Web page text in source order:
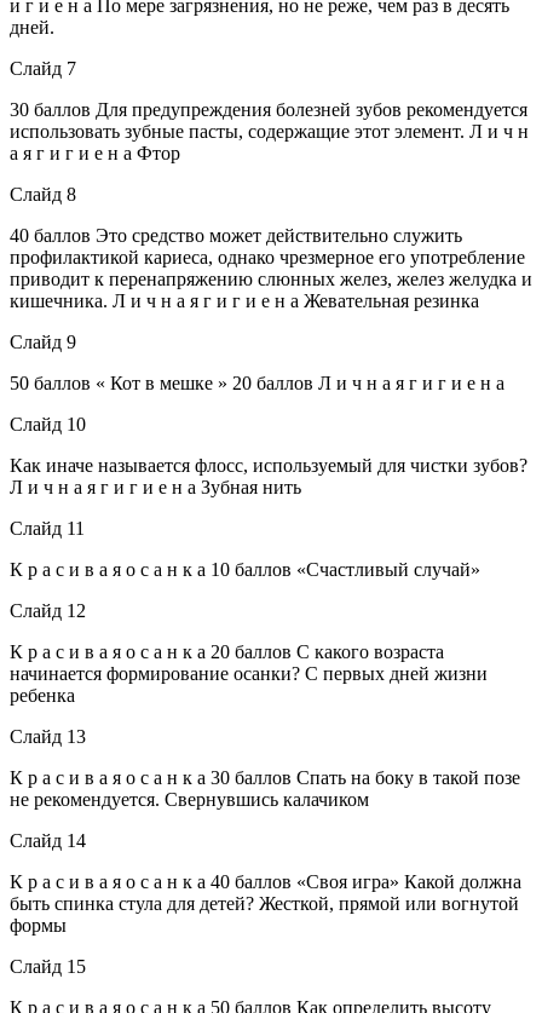
и г и е н а По мере загрязнения, но не реже, чем раз в десять
дней.
Слайд 7
30 баллов Для предупреждения болезней зубов рекомендуется
использовать зубные пасты, содержащие этот элемент. Л и ч н
а я г и г и е н а Фтор
Слайд 8
40 баллов Это средство может действительно служить
профилактикой кариеса, однако чрезмерное его употребление
приводит к перенапряжению слюнных желез, желез желудка и
кишечника. Л и ч н а я г и г и е н а Жевательная резинка
Слайд 9
50 баллов « Кот в мешке » 20 баллов Л и ч н а я г и г и е н а
Слайд 10
Как иначе называется флосс, используемый для чистки зубов?
Л и ч н а я г и г и е н а Зубная нить
Слайд 11
К р а с и в а я о с а н к а 10 баллов «Счастливый случай»
Слайд 12
К р а с и в а я о с а н к а 20 баллов С какого возраста
начинается формирование осанки? С первых дней жизни
ребенка
Слайд 13
К р а с и в а я о с а н к а 30 баллов Спать на боку в такой позе
не рекомендуется. Свернувшись калачиком
Слайд 14
К р а с и в а я о с а н к а 40 баллов «Своя игра» Какой должна
быть спинка стула для детей? Жесткой, прямой или вогнутой
формы
Слайд 15
К р а с и в а я о с а н к а 50 баллов Как определить высоту